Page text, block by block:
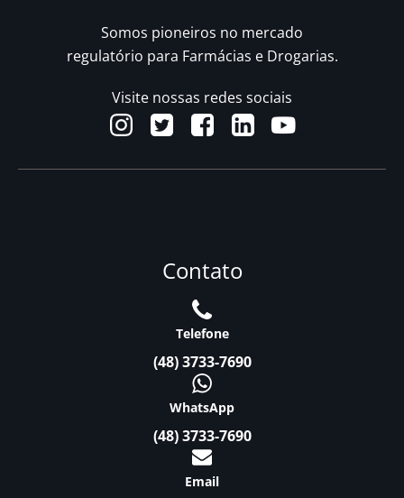
Somos pioneiros no mercado
regulatório para Farmácias e Drogarias.
Visite nossas redes sociais
Contato
Telefone
(48) 3733-7690
WhatsApp
(48) 3733-7690
Email